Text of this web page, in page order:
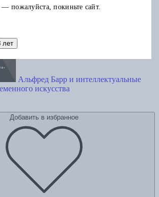
Альфред Барр и интеллектуальные
искусства
Добавить в избранное
пожалуйста, покиньте сайт.
лет